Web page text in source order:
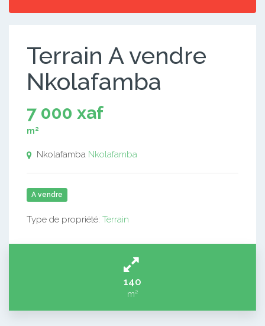
Terrain A vendre
Nkolafamba
7 000 xaf
m²
Nkolafamba Nkolafamba
A vendre
Type de propriété: Terrain
140
m²